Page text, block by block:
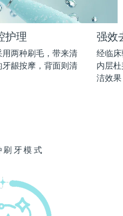
护理
两种刷毛，带来清
龈按摩，背面则清
强效
经临
内层
洁效
牙模式
预计送达日期11/08/2026
13/08/2026
预计送达日期10/08/2026
预计送达日期